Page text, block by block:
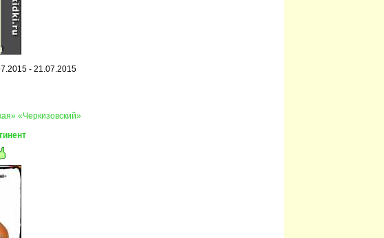
- 21.07.2015
«Черкизовский»